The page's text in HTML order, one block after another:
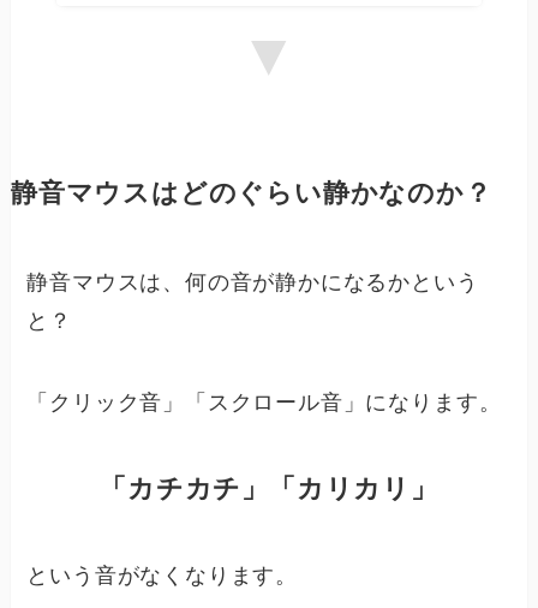
▼
静音マウスはどのぐらい静かなのか？
静音マウスは、何の音が静かになるかという
と？
「クリック音」「スクロール音」になります。
「カチカチ」「カリカリ」
という音がなくなります。